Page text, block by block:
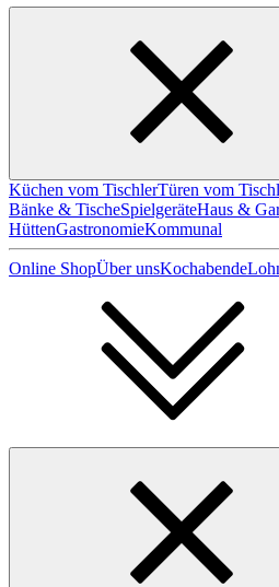
Küchen vom TischlerTüren vom
Bänke & TischeSpielgeräteHaus &
HüttenGastronomieKommunal
Online ShopÜber unsKochabende